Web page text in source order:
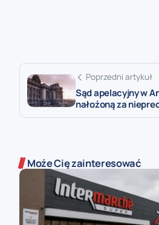
Poprzedni artykuł
Sąd apelacyjny w
nałożoną za
Może Cię zainteresować